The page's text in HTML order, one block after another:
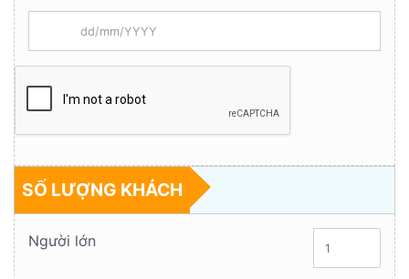
SỐ LƯỢNG KHÁCH
Người lớn